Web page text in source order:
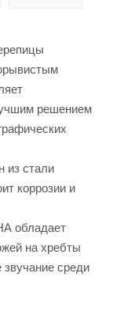
решением
из стали
коррозии и
обладает
на хребты
звучание среди